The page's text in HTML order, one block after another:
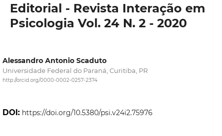
Editorial - Revista Interação em
Psicologia Vol. 24 N. 2 - 2020
Alessandro Antonio Scaduto
Universidade Federal do Paraná, Curitiba, PR
http://orcid.org/0000-0002-0257-2374
DOI: https://doi.org/10.5380/psi.v24i2.75976